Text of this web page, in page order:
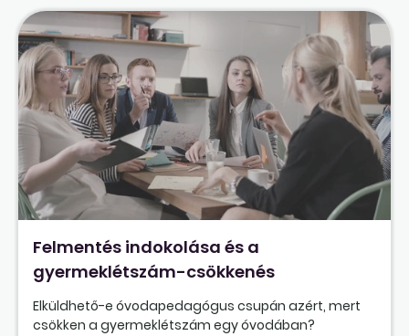
Felmentés indokolása és a
gyermeklétszám-csökkenés
Elküldhető-e óvodapedagógus csupán azért, mert
csökken a gyermeklétszám egy óvodában?